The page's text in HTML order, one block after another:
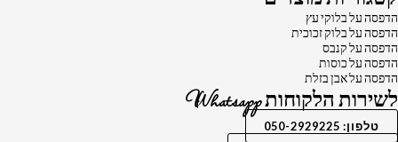
הדפסה על בלוקי עץ
הדפסה על בלוק זכוכית
הדפסה על קנבס
הדפסה על כוסות
הדפסה על אבן בזלת
לשירות הלקוחות Whatsapp
טלפון: 050-2929225